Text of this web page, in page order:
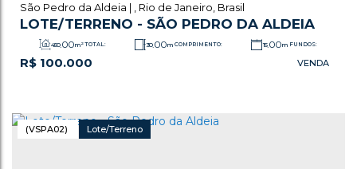
LOTE/TERRENO - SÃO PEDRO DA ALDEIA
R$ 100.000
São Pedro da Aldeia Rio de Janeiro Brasil
TOTAL:
450.00m² COMPRIMENTO:
30.00m FUNDOS:
15.00m
FRENTE:
15.00m
(VSPA02) Lote/Terreno